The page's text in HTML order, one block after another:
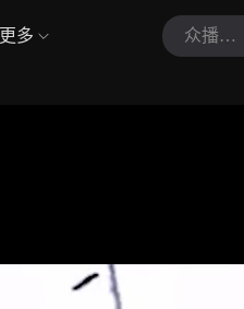
更多 众播视频